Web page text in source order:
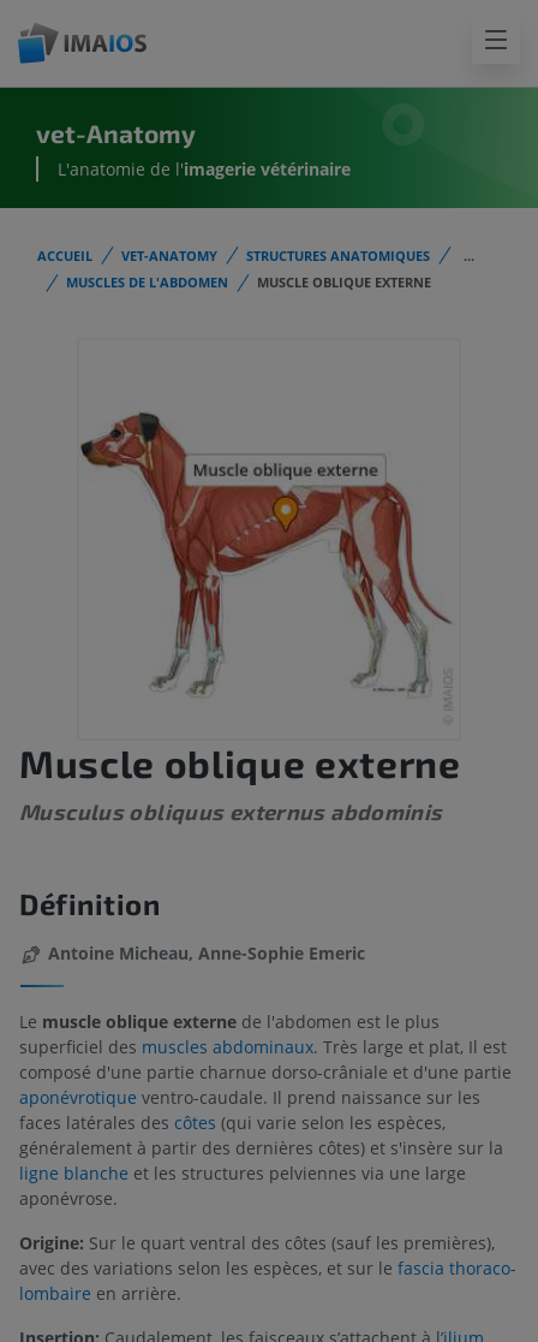
vet-Anatomy
L'anatomie de l'imagerie vétérinaire
ACCUEIL VET-ANATOMY STRUCTURES ANATOMIQUES
...
MUSCLES DE L'ABDOMEN
MUSCLE OBLIQUE EXTERNE
Muscle oblique externe
Musculus obliquus externus abdominis
Définition
Antoine Micheau, Anne-Sophie Emeric
Le muscle oblique externe de l'abdomen est le plus
superficiel des muscles abdominaux. Très large et plat, Il est
composé d'une partie charnue dorso-crâniale et d'une partie
aponévrotique ventro-caudale. Il prend naissance sur les
faces latérales des côtes (qui varie selon les espèces,
généralement à partir des dernières côtes) et s'insère sur la
ligne blanche et les structures pelviennes via une large
aponévrose.
Origine: Sur le quart ventral des côtes (sauf les premières),
avec des variations selon les espèces, et sur le fascia thoraco-
lombaire en arrière.
Insertion: Caudalement, les faisceaux s’attachent à l’ilium.